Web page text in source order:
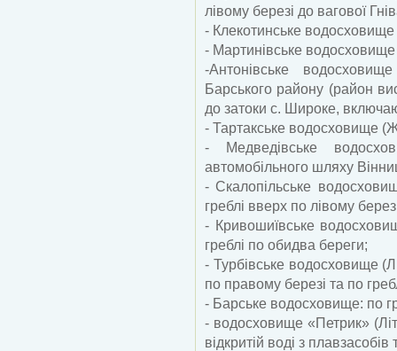
лівому березі до вагової
- Клекотинське
- Мартинівське
-Антонівське
Барського району (район
до затоки с. Широке,
- Тартакське водосховище
- Медведівське
автомобільного шляху
- Скалопільське
греблі вверх по лівому
- Кривошиївське
греблі по обидва береги;
- Турбівське водосховище
по правому березі та по
- Барське водосховище: по
- водосховище «Петрик»
відкритій воді з